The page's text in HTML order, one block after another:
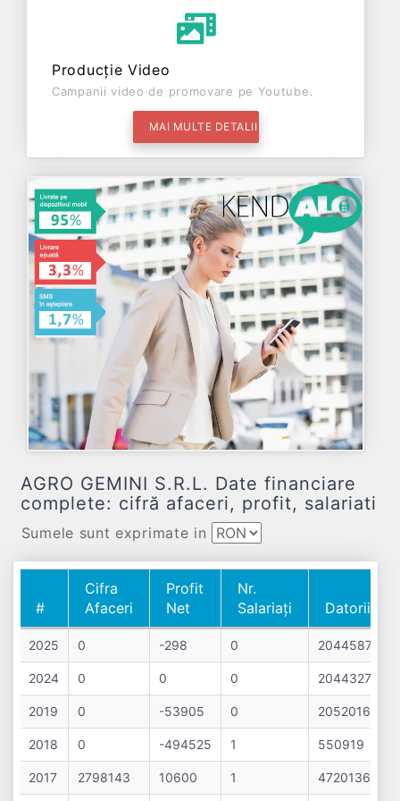
Producție Video
Campanii video de promovare pe Youtube.
MAI MULTE DETALII
AGRO GEMINI S.R.L. Date financiare
complete: cifră afaceri, profit, salariati
Sumele sunt exprimate in
#
Cifra
Afaceri
Profit
Net
Nr.
Salariați
Datorii
#
Afaceri
Profit
Net
Salariați
Datorii
2025 0 -298 0 2044587
2024 0 0 0 2044327
2019 0 -53905 0 2052016
2018 0 -494525 1 550919
2017 2798143 10600 1 4720136